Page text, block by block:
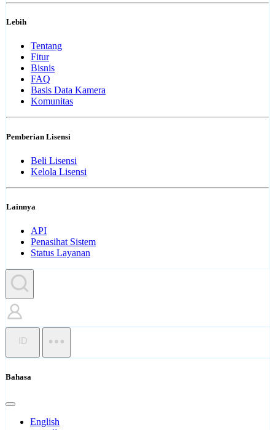
Lebih
Tentang
Fitur
Bisnis
FAQ
Basis Data Kamera
Komunitas
Pemberian Lisensi
Beli Lisensi
Kelola Lisensi
Lainnya
API
Penasihat Sistem
Status Layanan
ID
Bahasa
English